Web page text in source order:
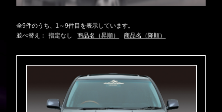
全9件のうち、1～9件目を表示しています。
並べ替え：
指定なし 商品名（昇順） 商品名（降順）